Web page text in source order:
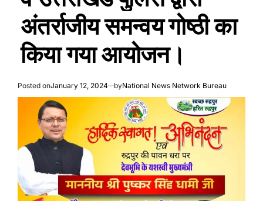
अंतर्राजीय समन्वय गोष्ठी का
किया गया आयोजन।
Posted onJanuary 12, 2024 byNational News Network Bureau